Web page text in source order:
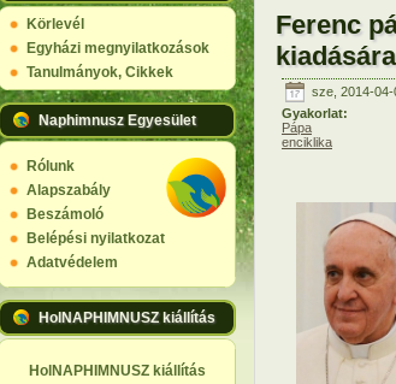
Körlevél
Egyházi megnyilatkozások
Tanulmányok, Cikkek
Naphimnusz Egyesület
Rólunk
Alapszabály
Beszámoló
Belépési nyilatkozat
Adatvédelem
HolNAPHIMNUSZ kiállítás
HolNAPHIMNUSZ kiállítás
Ferenc
sze, 2014-04-
Gyakorlat:
Pápa
enciklika